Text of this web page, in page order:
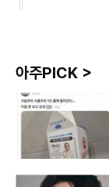
아주PICK >